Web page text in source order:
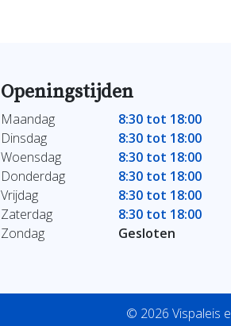
Openingstijden
Maandag
8:30 tot 18:00
Dinsdag
8:30 tot 18:00
Woensdag
8:30 tot 18:00
Donderdag
8:30 tot 18:00
Vrijdag
8:30 tot 18:00
Zaterdag
8:30 tot 18:00
Zondag
Gesloten
© 2026 Vispaleis